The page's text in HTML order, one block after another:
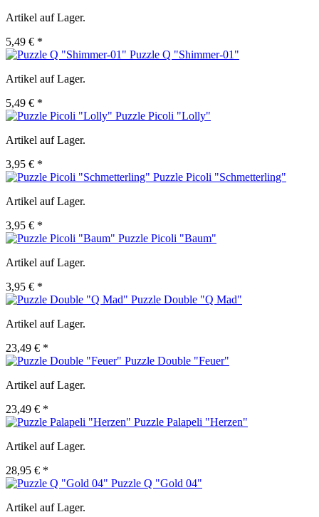
Artikel auf Lager.
5,49 € *
Puzzle Q "Shimmer-01"
Artikel auf Lager.
5,49 € *
Puzzle Picoli "Lolly"
Artikel auf Lager.
3,95 € *
Puzzle Picoli "Schmetterling"
Artikel auf Lager.
3,95 € *
Puzzle Picoli "Baum"
Artikel auf Lager.
3,95 € *
Puzzle Double "Q Mad"
Artikel auf Lager.
23,49 € *
Puzzle Double "Feuer"
Artikel auf Lager.
23,49 € *
Puzzle Palapeli "Herzen"
Artikel auf Lager.
28,95 € *
Puzzle Q "Gold 04"
Artikel auf Lager.